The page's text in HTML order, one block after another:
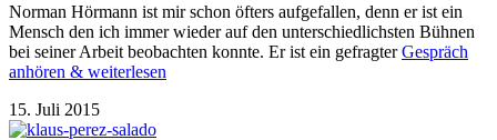
Norman Hörmann ist mir schon öfters aufgefallen, denn er ist ein
Mensch den ich immer wieder auf den unterschiedlichsten Bühnen
bei seiner Arbeit beobachten konnte. Er ist ein gefragterGespräch
anhören & weiterlesen
15. Juli 2015